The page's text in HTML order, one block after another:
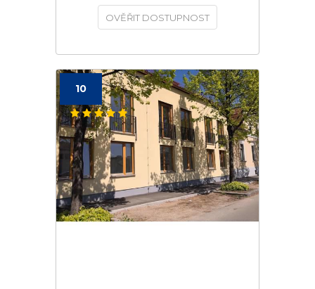
OVĚŘIT DOSTUPNOST
10